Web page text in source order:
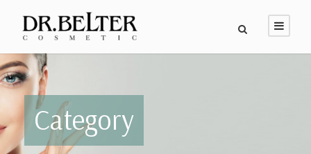
Category